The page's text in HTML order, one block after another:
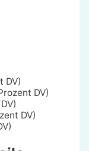
DV)
DV)
DV)